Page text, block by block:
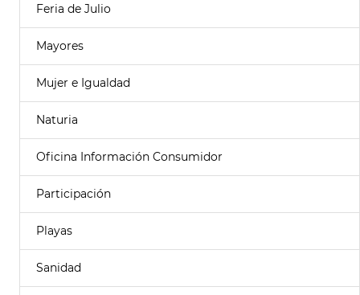
Feria de Julio
Mayores
Mujer e Igualdad
Naturia
Oficina Información Consumidor
Participación
Playas
Sanidad